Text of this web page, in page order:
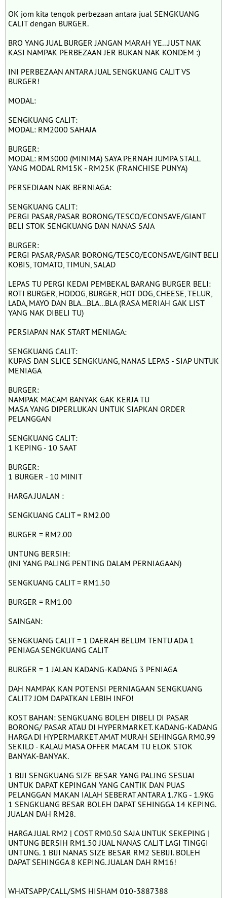
OK jom kita tengok perbezaan antara jual SENGKUANG
CALIT dengan BURGER.
BRO YANG JUAL BURGER JANGAN MARAH YE...JUST NAK
KASI NAMPAK PERBEZAAN JER BUKAN NAK KONDEM :)
INI PERBEZAAN ANTARA JUAL SENGKUANG CALIT VS
BURGER!
MODAL:
SENGKUANG CALIT:
MODAL: RM2000 SAHAJA
BURGER:
MODAL: RM3000 (MINIMA) SAYA PERNAH JUMPA STALL
YANG MODAL RM15K - RM25K (FRANCHISE PUNYA)
PERSEDIAAN NAK BERNIAGA:
SENGKUANG CALIT:
PERGI PASAR/PASAR BORONG/TESCO/ECONSAVE/GIANT
BELI STOK SENGKUANG DAN NANAS SAJA
BURGER:
PERGI PASAR/PASAR BORONG/TESCO/ECONSAVE/GINT BELI
KOBIS, TOMATO, TIMUN, SALAD
LEPAS TU PERGI KEDAI PEMBEKAL BARANG BURGER BELI:
ROTI BURGER, HODOG, BURGER, HOT DOG, CHEESE, TELUR,
LADA, MAYO DAN BLA...BLA...BLA (RASA MERIAH GAK LIST
YANG NAK DIBELI TU)
PERSIAPAN NAK START MENIAGA:
SENGKUANG CALIT:
KUPAS DAN SLICE SENGKUANG, NANAS LEPAS - SIAP UNTUK
MENIAGA
BURGER:
NAMPAK MACAM BANYAK GAK KERJA TU
MASA YANG DIPERLUKAN UNTUK SIAPKAN ORDER
PELANGGAN
SENGKUANG CALIT:
1 KEPING - 10 SAAT
BURGER:
1 BURGER - 10 MINIT
HARGA JUALAN :
SENGKUANG CALIT = RM2.00
BURGER = RM2.00
UNTUNG BERSIH:
(INI YANG PALING PENTING DALAM PERNIAGAAN)
SENGKUANG CALIT = RM1.50
BURGER = RM1.00
SAINGAN:
SENGKUANG CALIT = 1 DAERAH BELUM TENTU ADA 1
PENIAGA SENGKUANG CALIT
BURGER = 1 JALAN KADANG-KADANG 3 PENIAGA
DAH NAMPAK KAN POTENSI PERNIAGAAN SENGKUANG
CALIT? JOM DAPATKAN LEBIH INFO!
KOST BAHAN: SENGKUANG BOLEH DIBELI DI PASAR
BORONG/ PASAR ATAU DI HYPERMARKET. KADANG-KADANG
HARGA DI HYPERMARKET AMAT MURAH SEHINGGA RM0.99
SEKILO - KALAU MASA OFFER MACAM TU ELOK STOK
BANYAK-BANYAK.
1 BIJI SENGKUANG SIZE BESAR YANG PALING SESUAI
UNTUK DAPAT KEPINGAN YANG CANTIK DAN PUAS
PELANGGAN MAKAN IALAH SEBERAT ANTARA 1.7KG - 1.9KG
1 SENGKUANG BESAR BOLEH DAPAT SEHINGGA 14 KEPING.
JUALAN DAH RM28.
HARGA JUAL RM2 | COST RM0.50 SAJA UNTUK SEKEPING |
UNTUNG BERSIH RM1.50 JUAL NANAS CALIT LAGI TINGGI
UNTUNG. 1 BIJI NANAS SIZE BESAR RM2 SEBIJI. BOLEH
DAPAT SEHINGGA 8 KEPING. JUALAN DAH RM16!
WHATSAPP/CALL/SMS HISHAM 010-3887388